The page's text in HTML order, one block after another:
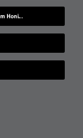
Hilf den Bären auf der Suche nach dem Honigdieb